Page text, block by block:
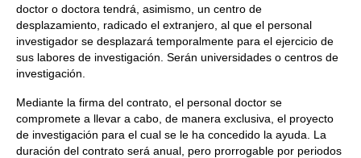
doctor o doctora tendrá, asimismo, un centro de
desplazamiento, radicado el extranjero, al que el personal
investigador se desplazará temporalmente para el ejercicio de
sus labores de investigación. Serán universidades o centros de
investigación.
Mediante la firma del contrato, el personal doctor se
compromete a llevar a cabo, de manera exclusiva, el proyecto
de investigación para el cual se le ha concedido la ayuda. La
duración del contrato será anual, pero prorrogable por periodos